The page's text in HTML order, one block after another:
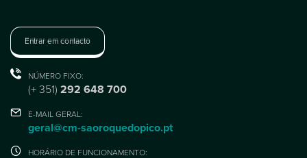
Entrar em contacto
NÚMERO FIXO:
(+ 351) 292 648 700
E-MAIL GERAL:
geral@cm-saoroquedopico.pt
HORÁRIO DE FUNCIONAMENTO: